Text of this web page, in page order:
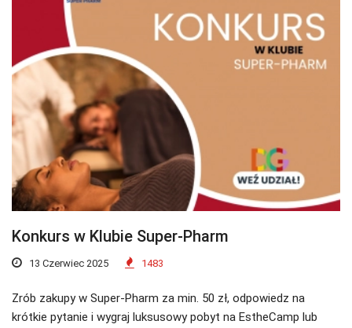
Konkurs w Klubie Super-Pharm
13 Czerwiec 2025 1483
Zrób zakupy w Super-Pharm za min. 50 zł, odpowiedz na
krótkie pytanie i wygraj luksusowy pobyt na EstheCamp lub